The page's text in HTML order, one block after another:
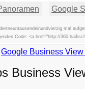
Google
mal
Code: <a href="http://
Google Business
Business